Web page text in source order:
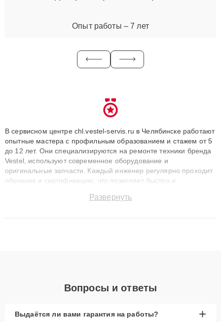
Опыт работы – 7 лет
В сервисном центре chl.vestel-servis.ru в Челябинске работают
опытные мастера с профильным образованием и стажем от 5
до 12 лет. Они специализируются на ремонте техники бренда
Vestel, используют современное оборудование и
оригинальные запчасти. Каждый инженер регулярно проходит
обучение и сертификацию, что позволяет быстро и
сохранением гарантии до 3 лет. Наши мастера решают
Развернуть
Вопросы и ответы
Выдаётся ли вами гарантия на работы? +